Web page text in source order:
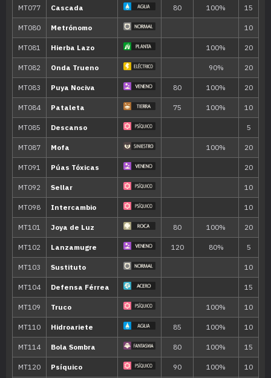
MT224 Maldición
MT228 Psicorruido 75
Movimiento
Fría Acogida
Premonición
Nivel Movimiento Poder